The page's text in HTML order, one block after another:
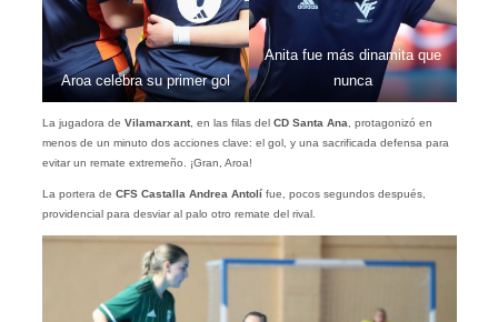
Aroa celebra su primer gol
Anita fue más dinamita que
nunca
La jugadora de Vilamarxant, en las filas del CD Santa Ana, protagonizó en
menos de un minuto dos acciones clave: el gol, y una sacrificada defensa para
evitar un remate extremeño. ¡Gran, Aroa!
La portera de CFS Castalla Andrea Antolífue, pocos segundos después,
providencial para desviar al palo otro remate del rival.